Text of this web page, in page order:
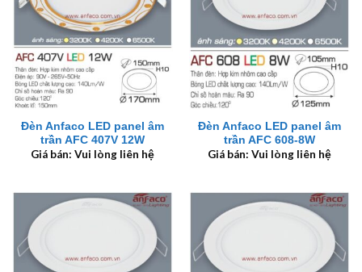
Đèn Anfaco LED panel âm
trần AFC 407V 12W
Giá bán: Vui lòng liên hệ
Đèn Anfaco LED panel âm
trần AFC 608-8W
Giá bán: Vui lòng liên hệ